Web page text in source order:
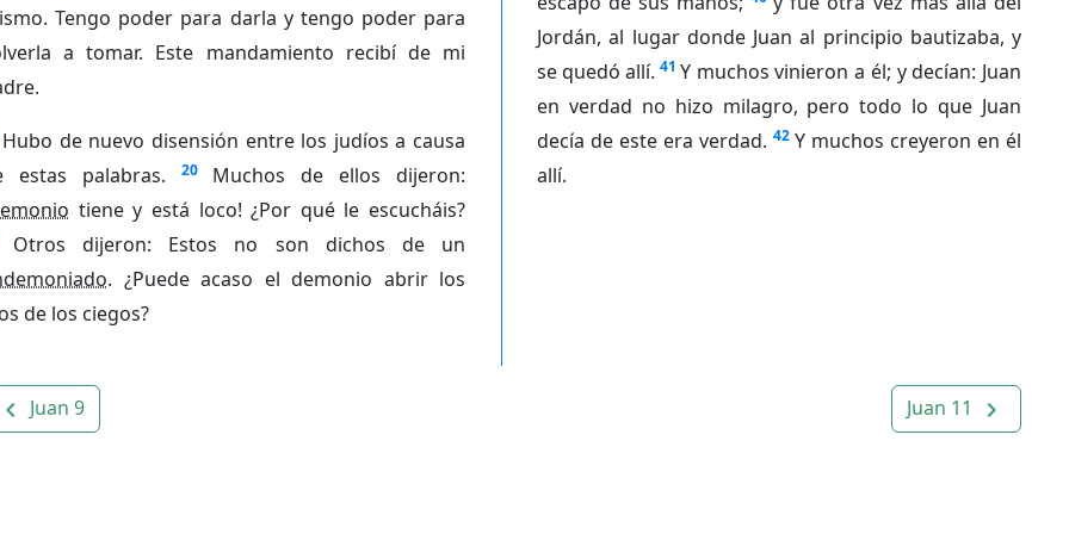
Tengo poder para darla y tengo poder para
a tomar. Este mandamiento recibí de mi
Hubo de nuevo disensión entre los judíos a causa
estas palabras.
20
Muchos de ellos dijeron:
tiene y está loco! ¿Por qué le escucháis?
Otros dijeron: Estos no son dichos de un
. ¿Puede acaso el demonio abrir los
de los ciegos?
Jordán, al lugar donde Juan al principio bautizaba, y
se quedó allí. 41 Y muchos vinieron a él; y decían: Juan
en verdad no hizo milagro, pero todo lo que Juan
decía de este era verdad. 42 Y muchos creyeron en él
allí.
navigate_before Juan 9 Juan 11 navigate_next